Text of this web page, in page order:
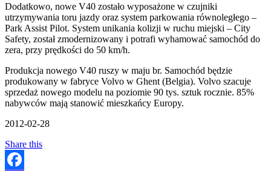
Dodatkowo, nowe V40 zostało wyposażone w czujniki
utrzymywania toru jazdy oraz system parkowania równoległego –
Park Assist Pilot. System unikania kolizji w ruchu miejski – City
Safety, został zmodernizowany i potrafi wyhamować samochód do
zera, przy prędkości do 50 km/h.
Produkcja nowego V40 ruszy w maju br. Samochód będzie
produkowany w fabryce Volvo w Ghent (Belgia). Volvo szacuje
sprzedaż nowego modelu na poziomie 90 tys. sztuk rocznie. 85%
nabywców mają stanowić mieszkańcy Europy.
2012-02-28
Share this